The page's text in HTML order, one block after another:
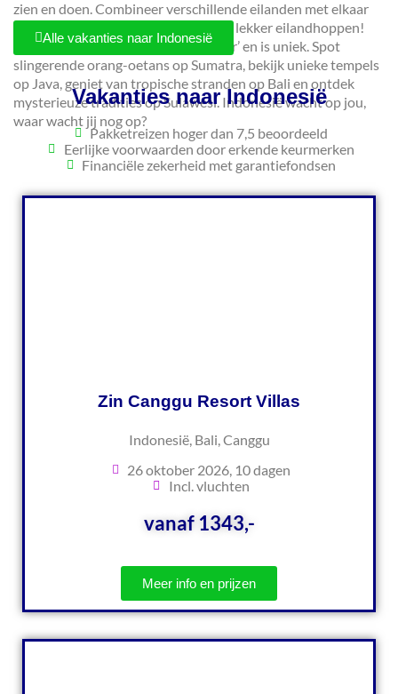
zien en doen. Combineer verschillende eilanden met elkaar
tijdens een reis naar Indonesië en ga lekker eilandhoppen!
Ieder eiland heeft een eigen ‘karakter’ en is uniek. Spot
slingerende orang-oetans op Sumatra, bekijk unieke tempels
op Java, geniet van tropische stranden op Bali en ontdek
mysterieuze tradities op Sulawesi. Indonesië wacht op jou,
waar wacht jij nog op?
Alle vakanties naar Indonesië
Vakanties naar Indonesië
Pakketreizen hoger dan 7,5 beoordeeld
Eerlijke voorwaarden door erkende keurmerken
Financiële zekerheid met garantiefondsen
Zin Canggu Resort Villas
Indonesië, Bali, Canggu
26 oktober 2026, 10 dagen
Incl. vluchten
vanaf 1343,-
Meer info en prijzen